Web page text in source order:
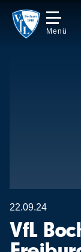
Menü
22.09.24
VfL